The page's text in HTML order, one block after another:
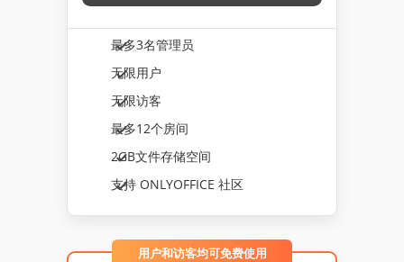
最多3名管理员
无限用户
无限访客
最多12个房间
2GB文件存储空间
支持 ONLYOFFICE 社区
用户和访客均可免费使用